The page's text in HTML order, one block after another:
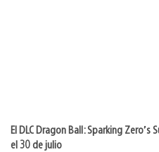
El DLC Dragon Ball: Sparking
el 30 de julio